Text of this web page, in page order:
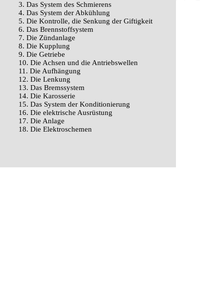
3. Das System des Schmierens
4. Das System der Abkühlung
5. Die Kontrolle, die Senkung der Giftigkeit
6. Das Brennstoffsystem
7. Die Zündanlage
8. Die Kupplung
9. Die Getriebe
10. Die Achsen und die Antriebswellen
11. Die Aufhängung
12. Die Lenkung
13. Das Bremssystem
14. Die Karosserie
15. Das System der Konditionierung
16. Die elektrische Ausrüstung
17. Die Anlage
18. Die Elektroschemen